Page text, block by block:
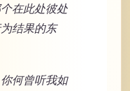
在此处彼处
结果的东
何曾听我如